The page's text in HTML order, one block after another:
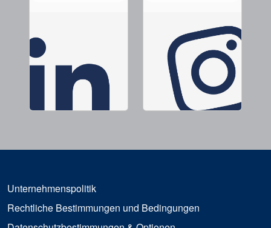
Unternehmenspolitik
Rechtliche Bestimmungen und Bedingungen